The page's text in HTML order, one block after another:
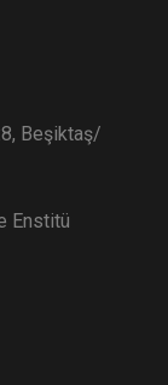
Beşiktaş/
Enstitü